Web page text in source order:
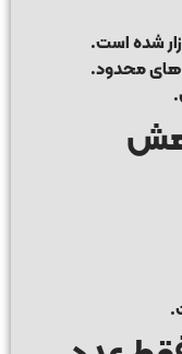
شده است.
محدود.